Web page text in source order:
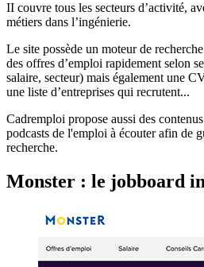
II couvre tous les secteurs d’activité,
métiers dans l’ingénierie.
Le site possède un moteur de
des offres d’emploi rapidement selon
salaire, secteur) mais également une
une liste d’entreprises qui recrutent...
Cadremploi propose aussi des
podcasts de l'emploi à écouter afin de
recherche.
Monster : le jobboard